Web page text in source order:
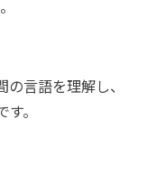
言語を理解し、
。